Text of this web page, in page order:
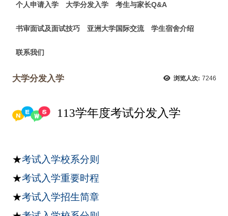
个人申请入学 大学分发入学 考生与家长Q&A
书审面试及面试技巧 亚洲大学国际交流 学生宿舍介绍
联系我们
浏览人次: 7246
大学分发入学
113学年度考试分发入学
★考试入学校系分则
★考试入学重要时程
★考试入学招生简章